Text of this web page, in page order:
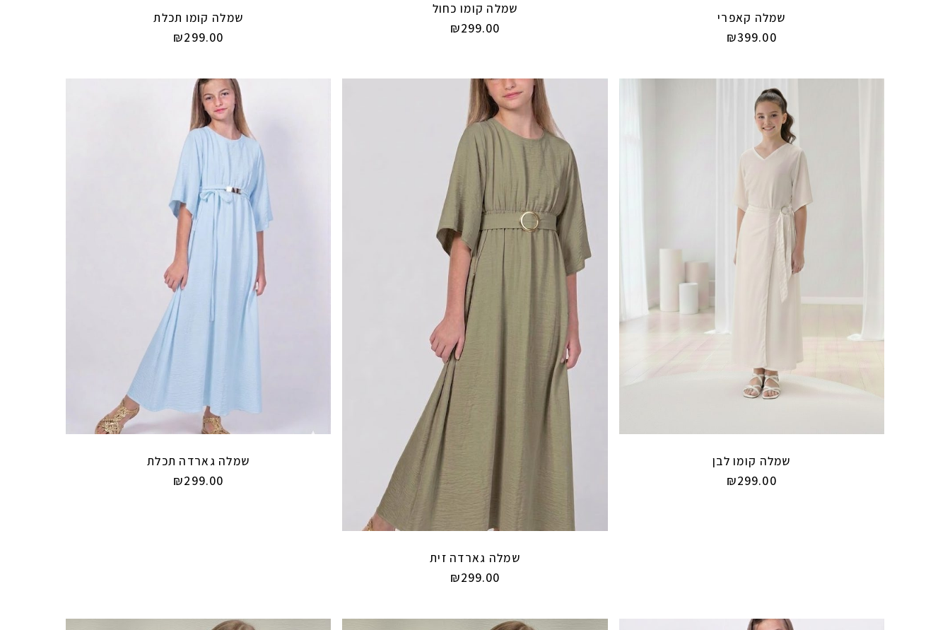
שמלה קאפרי
₪399.00
שמלה קומו כחול
₪299.00
שמלה קומו תכלת
₪299.00
שמלה קומו לבן
₪299.00
שמלה גארדה זית
₪299.00
שמלה גארדה תכלת
₪299.00